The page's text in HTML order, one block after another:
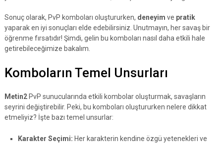
Sonuç olarak, PvP komboları oluştururken, deneyim ve pratik
yaparak en iyi sonuçları elde edebilirsiniz. Unutmayın, her savaş bir
öğrenme fırsatıdır! Şimdi, gelin bu komboları nasıl daha etkili hale
getirebileceğimize bakalım.
Komboların Temel Unsurları
Metin2PvP sunucularında etkili kombolar oluşturmak, savaşların
seyrini değiştirebilir. Peki, bu komboları oluştururken nelere dikkat
etmeliyiz? İşte bazı temel unsurlar:
Karakter Seçimi: Her karakterin kendine özgü yetenekleri ve